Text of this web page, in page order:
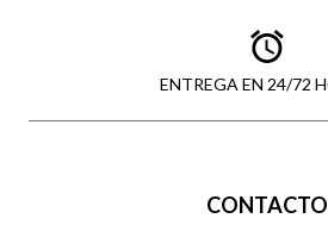
ENTREGA EN 24/72
CONTACTO